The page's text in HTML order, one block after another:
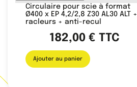
Circulaire pour scie à format
Ø400 x EP 4,2/2,8 Z30 AL30 ALT +
racleurs + anti-recul
182,00€ TTC
Ajouter au panier